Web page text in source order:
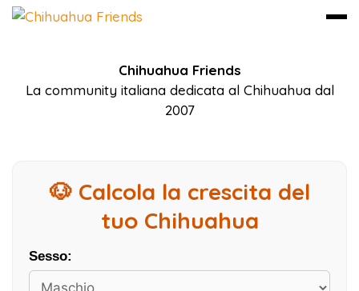
Chihuahua Friends
La community italiana dedicata al Chihuahua dal
2007
🐶 Calcola la crescita del
tuo Chihuahua
Sesso: